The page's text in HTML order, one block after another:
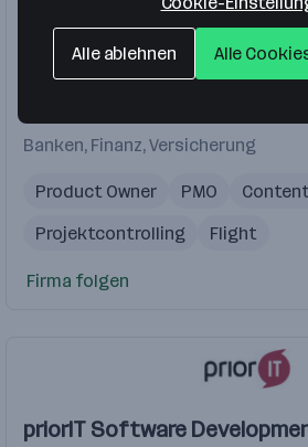
Raiffeisen Digital GmbH
Banken, Finanz, Versicherung
Product Owner PMO
Projektcontrolling
Flight
Firma folgen
priorIT Software
Alle ablehnen Alle